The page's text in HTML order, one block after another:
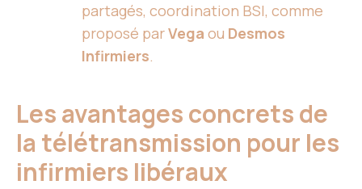
partagés, coordination BSI, comme
proposé parVega ou Desmos
Infirmiers.
Les avantages concrets de
la télétransmission pour les
infirmiers libéraux